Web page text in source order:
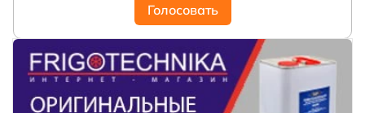
Голосовать